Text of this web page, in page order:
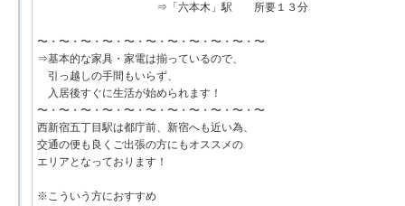
⇒「六本木」駅 所要１３分
〜・〜・〜・〜・〜・〜・〜・〜・〜・〜・〜
⇒基本的な家具・家電は揃っているので、
引っ越しの手間もいらず、
入居後すぐに生活が始められます！
〜・〜・〜・〜・〜・〜・〜・〜・〜・〜・〜
西新宿五丁目駅は都庁前、新宿へも近い為、
交通の便も良くご出張の方にもオススメの
エリアとなっております！
※こういう方におすすめ